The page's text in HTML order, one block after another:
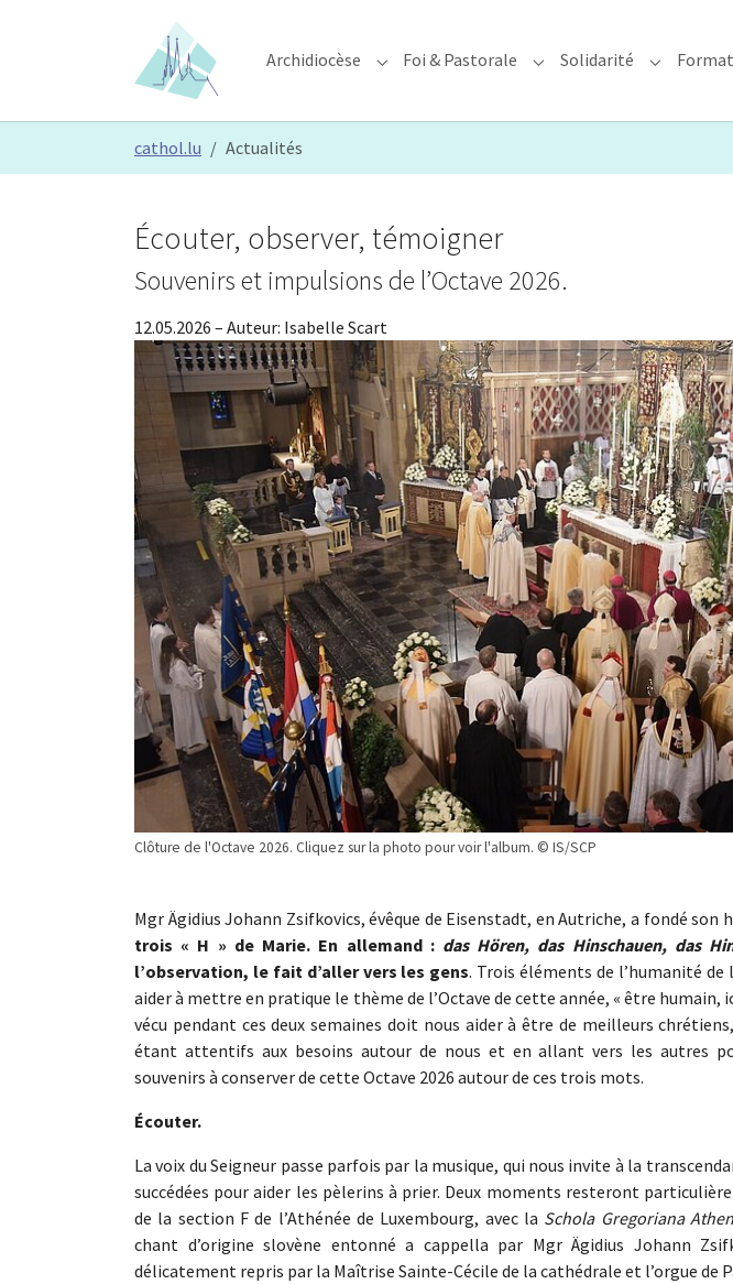
Archidiocèse Submenu for "Archidiocèse"
Foi & Pastorale Submenu for "Foi &
Solidarité Submenu
cathol.lu Actualités
Clôture de l'Octave 2026. Cliquez sur la photo pour voir l'album. © IS/SCP
Écouter, observer, témoigner
Souvenirs et impulsions de l’Octave 2026.
12.05.2026 – Auteur: Isabelle Scart
Mgr Ägidius Johann Zsifkovics, évêque de Eisenstadt, en Autriche, a fondé son
trois « H » de Marie. En allemand : das Hören, das Hinschauen, das
l’observation, le fait d’aller vers les gens. Trois éléments de l’humanité de
aider à mettre en pratique le thème de l’Octave de cette année, « être humain,
vécu pendant ces deux semaines doit nous aider à être de meilleurs
étant attentifs aux besoins autour de nous et en allant vers les autres
souvenirs à conserver de cette Octave 2026 autour de ces trois mots.
Écouter.
La voix du Seigneur passe parfois par la musique, qui nous invite à la
succédées pour aider les pèlerins à prier. Deux moments resteront
de la section F de l’Athénée de Luxembourg, avec la Schola Gregoriana
chant d’origine slovène entonné a cappella par Mgr Ägidius Johann
délicatement repris par la Maîtrise Sainte-Cécile de la cathédrale et l’orgue de